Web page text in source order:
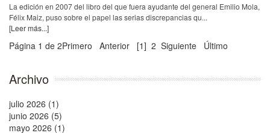
La edición en 2007 del libro del que fuera ayudante del general Emilio Mola,
Félix Maiz, puso sobre el papel las serias discrepancias qu...
[Leer más...]
Página 1 de 2Primero Anterior [1] 2 Siguiente Último
Archivo
julio 2026 (1)
junio 2026 (5)
mayo 2026 (1)